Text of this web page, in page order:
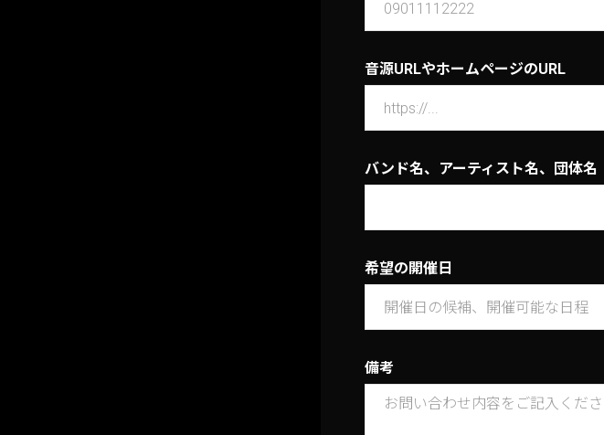
音源URLやホームページのURL
バンド名、アーティスト名、団体名
希望の開催日
備考